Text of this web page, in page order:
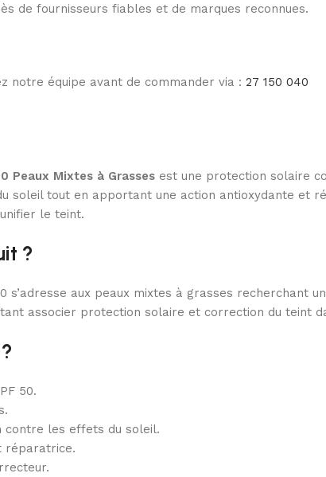
de fournisseurs fiables et de marques reconnues.
notre équipe avant de commander via : 27 150 040
Peaux Mixtes à Grasses est une protection solaire
soleil tout en apportant une action antioxydante et
le teint.
?
s’adresse aux peaux mixtes à grasses
associer protection solaire et correction du teint
50.
contre les effets du soleil.
réparatrice.